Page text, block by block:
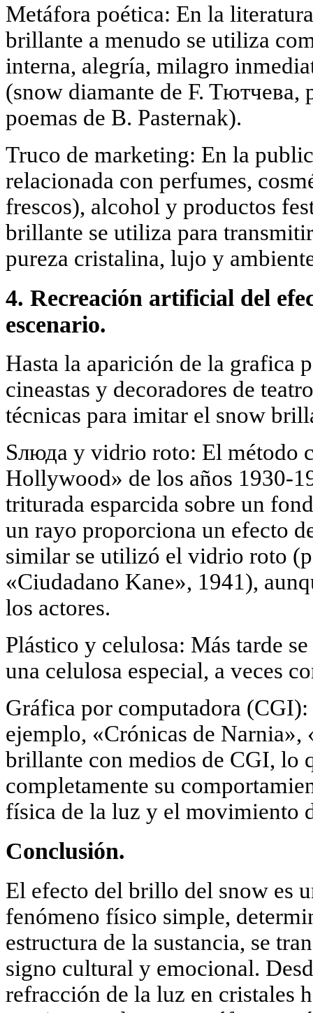
Metáfora poética: En la
brillante a menudo se utiliza
interna, alegría, milagro
(snow diamante de F. Tютчева,
poemas de B. Pasternak).
Truco de marketing: En la
relacionada con perfumes,
frescos), alcohol y productos
brillante se utiliza para
pureza cristalina, lujo y
4. Recreación artificial del
escenario.
Hasta la aparición de la grafica
cineastas y decoradores de
técnicas para imitar el snow
Sлюда y vidrio roto: El método
Hollywood» de los años 1930-
triturada esparcida sobre un
un rayo proporciona un efecto
similar se utilizó el vidrio roto
«Ciudadano Kane», 1941),
los actores.
Plástico y celulosa: Más tarde
una celulosa especial, a veces
Gráfica por computadora
ejemplo, «Crónicas de Narnia»,
brillante con medios de CGI, lo
completamente su
física de la luz y el movimiento
Conclusión.
El efecto del brillo del snow es
fenómeno físico simple,
estructura de la sustancia, se
signo cultural y emocional.
refracción de la luz en cristales